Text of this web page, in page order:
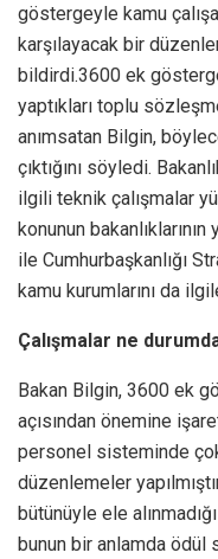
göstergeyle kamu
karşılayacak bir
bildirdi.3600 ek
yaptıkları toplu
anımsatan Bilgin,
çıktığını söyledi.
ilgili teknik çalışmalar
konunun
ile Cumhurbaşkanlığı
kamu kurumlarını da
Çalışmalar ne
Bakan Bilgin, 3600 ek
açısından önemine
personel sisteminde
düzenlemeler
bütünüyle ele
bunun bir anlamda